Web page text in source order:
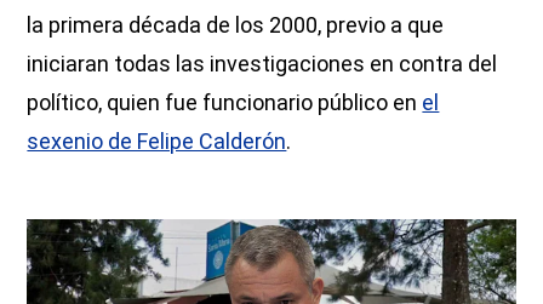
la primera década de los 2000, previo a que
iniciaran todas las investigaciones en contra del
político, quien fue funcionario público en el
sexenio de Felipe Calderón.